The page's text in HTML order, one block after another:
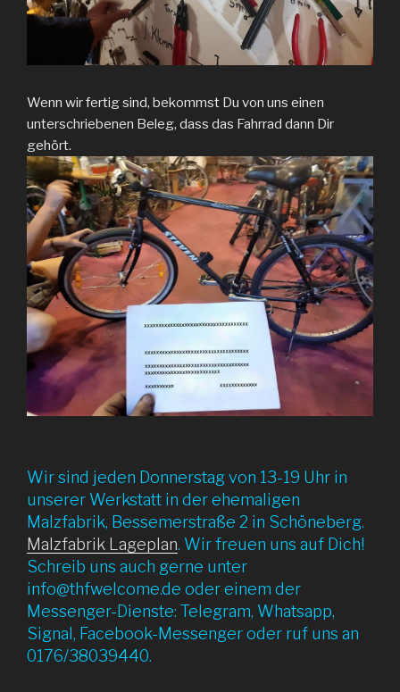
Wenn wir fertig sind, bekommst Du von uns einen
unterschriebenen Beleg, dass das Fahrrad dann Dir
gehört.
Wir sind jeden Donnerstag von 13-19 Uhr in
unserer Werkstatt in der ehemaligen
Malzfabrik, Bessemerstraße 2 in Schöneberg.
Malzfabrik Lageplan. Wir freuen uns auf Dich!
Schreib uns auch gerne unter
info@thfwelcome.de oder einem der
Messenger-Dienste: Telegram, Whatsapp,
Signal, Facebook-Messenger oder ruf uns an
0176/38039440.